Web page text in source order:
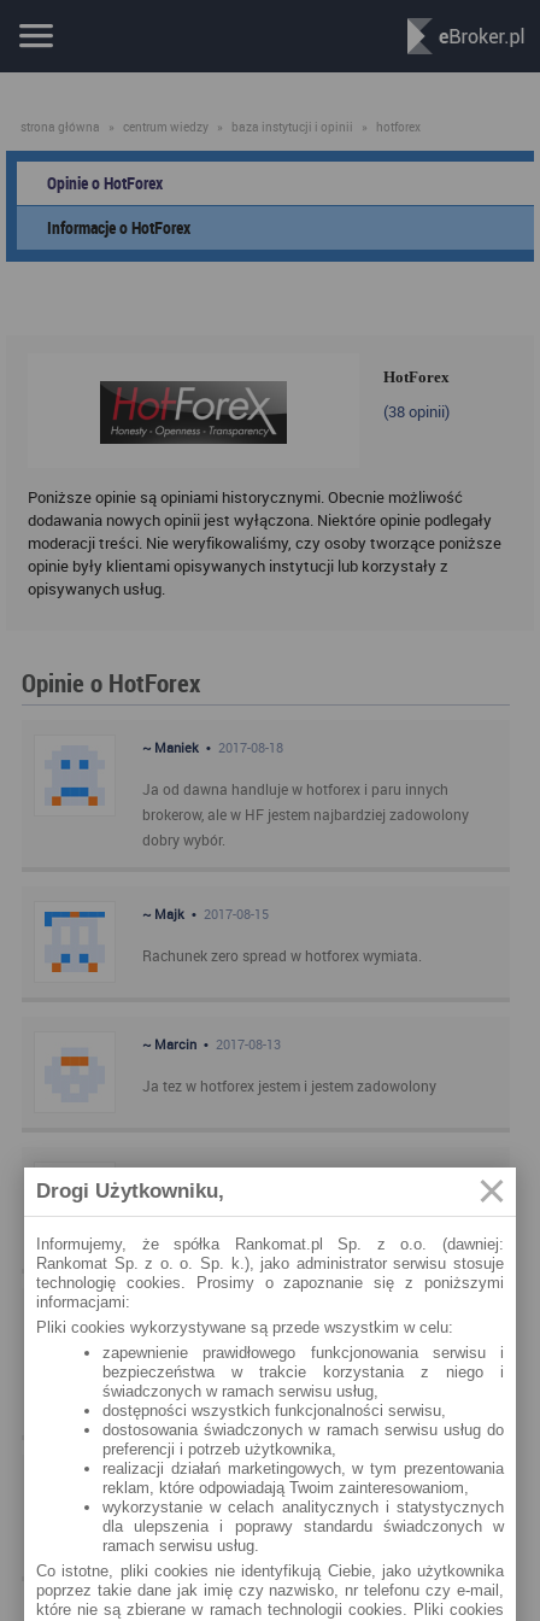
strona główna » centrum wiedzy » baza instytucji i opinii » hotforex
Opinie o HotForex
Informacje o HotForex
HotForex
(38opinii)
Poniższe opinie są opiniami historycznymi. Obecnie możliwość
dodawania nowych opinii jest wyłączona. Niektóre opinie podlegały
moderacji treści. Nie weryfikowaliśmy, czy osoby tworzące poniższe
opinie były klientami opisywanych instytucji lub korzystały z
opisywanych usług.
Opinie o HotForex
~ Maniek • 2017-08-18
Ja od dawna handluje w hotforex i paru innych
brokerow, ale w HF jestem najbardziej zadowolony
dobry wybór.
~ Majk • 2017-08-15
Rachunek zero spread w hotforex wymiata.
~ Marcin • 2017-08-13
Ja tez w hotforex jestem i jestem zadowolony
Ja zakładam własnie konto w PLN w hotforex ale nie
wiem jaki typ rachunku wybrac.
oceniam rachunek hotforex zero i mogę polecić, niskie
koszty i szybka egzekucja. Jeśli chodzi o wypłaty
broker też realizuje je bardzo szybko
~ Użytkowni Anonymous •2017-03-13
Bardzo pozytywny tylko wyplaty nie za darmo za to o
1 gwaidkę mniej
Drogi Użytkowniku,
Informujemy, że spółka Rankomat.pl Sp. z o.o. (dawniej:
Rankomat Sp. z o. o. Sp. k.), jako administrator serwisu stosuje
technologię cookies. Prosimy o zapoznanie się z poniższymi
informacjami:
Pliki cookies wykorzystywane są przede wszystkim w celu:
zapewnienie prawidłowego funkcjonowania serwisu i
bezpieczeństwa w trakcie korzystania z niego i
świadczonych w ramach serwisu usług,
dostępności wszystkich funkcjonalności serwisu,
dostosowania świadczonych w ramach serwisu usług do
preferencji i potrzeb użytkownika,
realizacji działań marketingowych, w tym prezentowania
reklam, które odpowiadają Twoim zainteresowaniom,
wykorzystanie w celach analitycznych i statystycznych
dla ulepszenia i poprawy standardu świadczonych w
ramach serwisu usług.
Co istotne, pliki cookies nie identyfikują Ciebie, jako użytkownika
poprzez takie dane jak imię czy nazwisko, nr telefonu czy e-mail,
które nie są zbierane w ramach technologii cookies. Pliki cookies